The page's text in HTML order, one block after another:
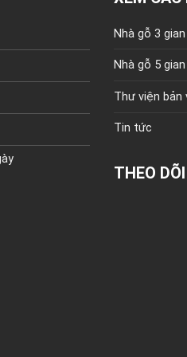
Nhà gỗ 3 gian
Nhà gỗ 5 gian
Thư viện bản
Tin tức
THEO